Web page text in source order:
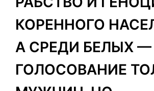
КОРЕННОГО
А СРЕДИ БЕЛЫХ —
ГОЛОСОВАНИЕ